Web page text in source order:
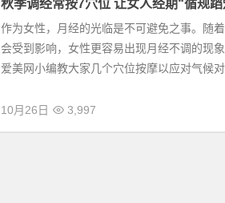
秋季调经常按7穴位 让女人经期“循规蹈
作为女性，月经的光临是不可避免之事。随
会受到影响，女性更容易出现月经不调的现
爱美网小编教大家几个穴位按摩以应对气候对
10月26日 3,997